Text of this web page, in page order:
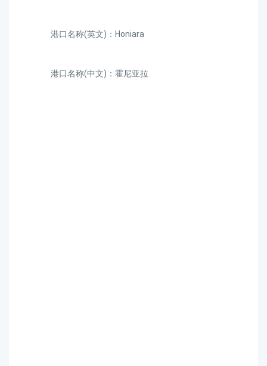
港口名称(英文)：Honiara
港口名称(中文)：霍尼亚拉